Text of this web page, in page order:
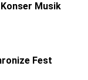
Musik
Fest